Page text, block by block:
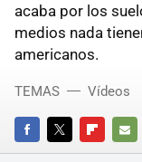
acaba por los
medios nada
americanos.
FACEBOOKTWITTERFLIPBOARD
E-
TEMAS Vídeos